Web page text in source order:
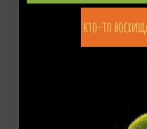
Книга Антонио